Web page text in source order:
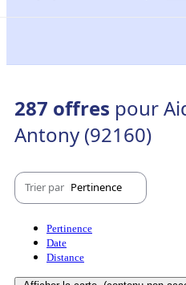
287 offres pour
Antony (92160)
Trier par Pertinence
Pertinence
Date
Distance